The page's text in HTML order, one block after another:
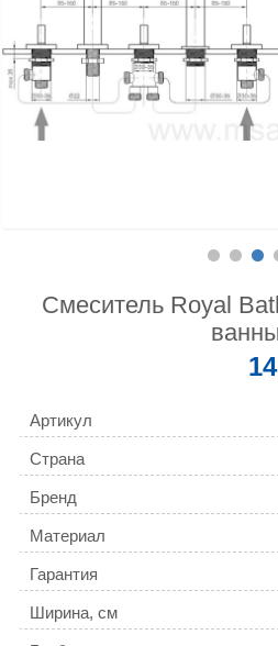
Смеситель Royal
Артикул
Страна
Бренд
Материал
Гарантия
Ширина, см